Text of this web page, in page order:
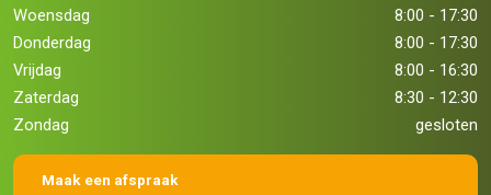
Woensdag
8:00 - 17:30
Donderdag
8:00 - 17:30
Vrijdag
8:00 - 16:30
Zaterdag
8:30 - 12:30
Zondag
gesloten
Maak een afspraak